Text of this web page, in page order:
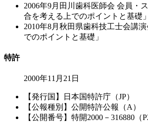
2006年9月田川歯科医師会 会員・
合を考える上でのポイントと基礎」
2010年8月秋田県歯科技工士会講
でのポイントと基礎」
特許
2000年11月21日
【発行国】日本国特許庁（JP）
【公報種別】公開特許公報（A）
【公開番号】特開2000－316880（